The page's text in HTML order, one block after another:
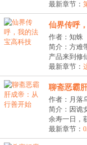
巅。...
最新章节：
仙界传呼
作者：知蛛
简介：方难
产品来到修
然...
最新章节：
聊斋恶霸
作者：月落
简介：因诡
余寿一日，
吗？...
最新章节：